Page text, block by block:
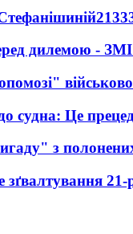
дилемою - ЗМІ
судна: Це
з
21-